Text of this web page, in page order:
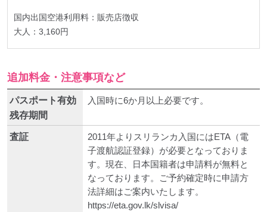
国内出国空港利用料：販売店徴収
大人：3,160円
追加料金・注意事項など
パスポート有効
残存期間
入国時に6か月以上必要です。
査証
2011年よりスリランカ入国にはETA（電
子渡航認証登録）が必要となっておりま
す。現在、日本国籍者は申請料が無料と
なっております。ご予約確定時に申請方
法詳細はご案内いたします。
https://eta.gov.lk/slvisa/